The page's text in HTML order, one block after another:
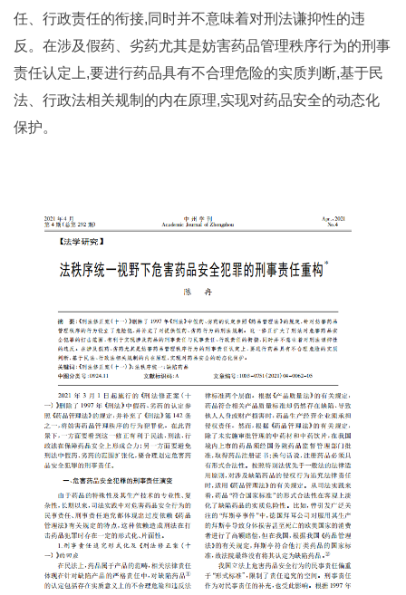
任、行政责任的衔接,同时并不意味着对刑法谦抑性的违
反。在涉及假药、劣药尤其是妨害药品管理秩序行为的刑事
责任认定上,要进行药品具有不合理危险的实质判断,基于民
法、行政法相关规制的内在原理,实现对药品安全的动态化
保护。